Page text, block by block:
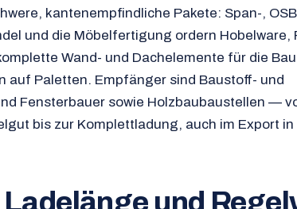
kantenempfindliche Pakete: Span-,
und die Möbelfertigung ordern Hobelware,
Wand- und Dachelemente für die
auf Paletten. Empfänger sind Baustoff- und
Fensterbauer sowie Holzbaubaustellen —
bis zur Komplettladung, auch im Export in
und